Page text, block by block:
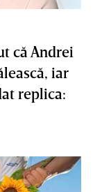
că Andrei
iar
replica: